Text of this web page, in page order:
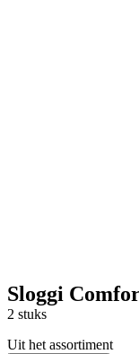
Sloggi
2 stuks
Uit het assortiment